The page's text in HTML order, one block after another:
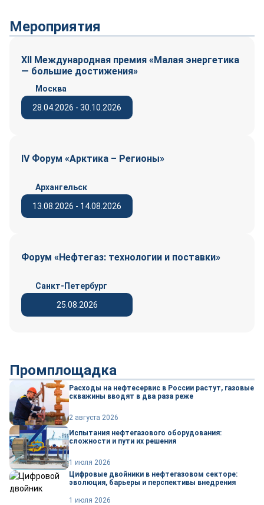
Мероприятия
XII Международная премия «Малая энергетика
— большие достижения»
28.04.2026 - 30.10.2026
Москва
IV Форум «Арктика – Регионы»
13.08.2026 - 14.08.2026
Архангельск
Форум «Нефтегаз: технологии и поставки»
25.08.2026
Санкт-Петербург
Промплощадка
Расходы на нефтесервис в России растут, газовые
скважины вводят в два раза реже
2 августа 2026
Испытания нефтегазового оборудования:
сложности и пути их решения
1 июля 2026
Цифровые двойники в нефтегазовом секторе:
эволюция, барьеры и перспективы внедрения
1 июля 2026